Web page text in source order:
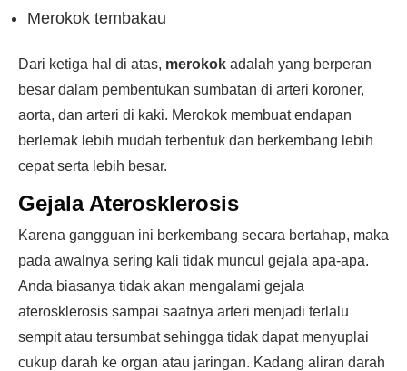
Merokok tembakau
Dari ketiga hal di atas, merokok adalah yang berperan
besar dalam pembentukan sumbatan di arteri koroner,
aorta, dan arteri di kaki. Merokok membuat endapan
berlemak lebih mudah terbentuk dan berkembang lebih
cepat serta lebih besar.
Gejala Aterosklerosis
Karena gangguan ini berkembang secara bertahap, maka
pada awalnya sering kali tidak muncul gejala apa-apa.
Anda biasanya tidak akan mengalami gejala
aterosklerosis sampai saatnya arteri menjadi terlalu
sempit atau tersumbat sehingga tidak dapat menyuplai
cukup darah ke organ atau jaringan. Kadang aliran darah